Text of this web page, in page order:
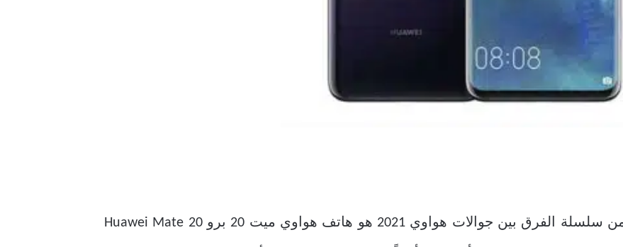
الهاتف الأول الذي يتم نشر مميزاته ضمن سلسلة الفرق بين جوالات هواوي 2021 هو هاتف هواوي ميت 20 برو Huawei Mate 20